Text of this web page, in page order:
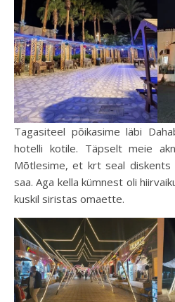
Tagasiteel põikasime läbi
hotelli kotile. Täpselt meie
Mõtlesime, et krt seal diskents
saa. Aga kella kümnest oli
kuskil siristas omaette.